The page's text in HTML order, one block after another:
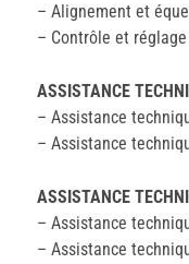
– Alignement et
– Contrôle et
ASSISTANCE
– Assistance
– Assistance
ASSISTANCE
– Assistance
– Assistance